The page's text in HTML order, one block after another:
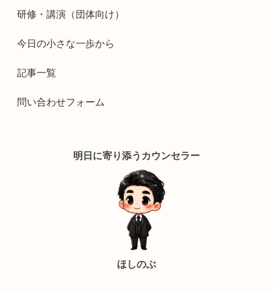
研修・講演（団体向け）
今日の小さな一歩から
記事一覧
問い合わせフォーム
明日に寄り添うカウンセラー
ほしのぶ